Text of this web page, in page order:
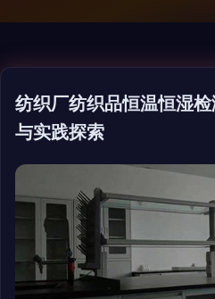
纺织厂纺织品恒温恒湿
与实践探索